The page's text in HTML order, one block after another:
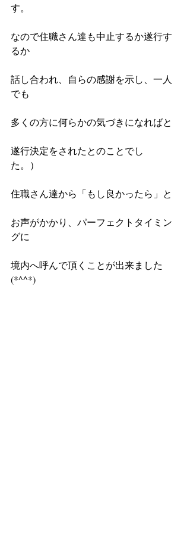
す。
なので住職さん達も中止するか遂行す
るか
話し合われ、自らの感謝を示し、一人
でも
多くの方に何らかの気づきになればと
遂行決定をされたとのことでし
た。）
住職さん達から「もし良かったら」と
お声がかかり、パーフェクトタイミン
グに
境内へ呼んで頂くことが出来ました
(*^^*)